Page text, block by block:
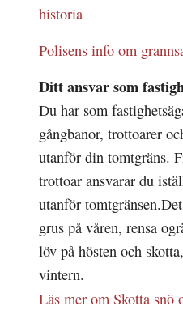
historia
Polisens info om
Ditt ansvar som
Du har som
gångbanor, trottoarer
utanför din tomtgräns.
trottoar ansvarar du
utanför
grus på våren, rensa
löv på hösten och
vintern.
Läs mer om Skotta snö